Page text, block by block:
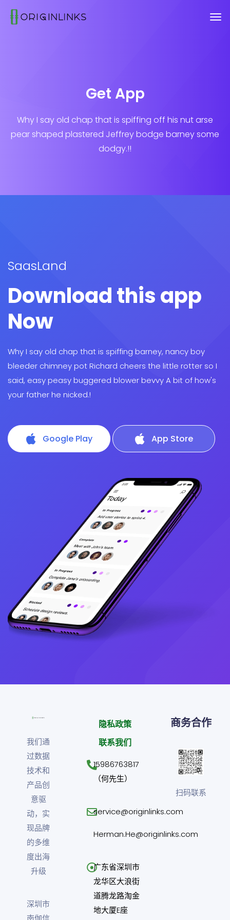
Get App
Why I say old chap that is spiffing off his nut arse
pear shaped plastered Jeffrey bodge barney some
dodgy.!!
SaasLand
Download this app
Now
Why I say old chap that is spiffing barney, nancy boy
bleeder chimney pot Richard cheers the little rotter so I
said, easy peasy buggered blower bevvy A bit of how's
your father he nicked.!
Google Play App Store
我们通
过数据
技术和
产品创
意驱
动，实
现品牌
的多维
度出海
升级
深圳市
隐私政策
联系我们
15986763817
（何先生）
service@originlinks.com
Herman.He@originlinks.com
广东省深圳市
龙华区大浪街
道腾龙路淘金
地大厦E座
商务合作
扫码联系